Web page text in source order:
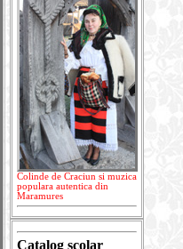
Colinde de Craciun si muzica
populara autentica din
Maramures
Catalog scolar